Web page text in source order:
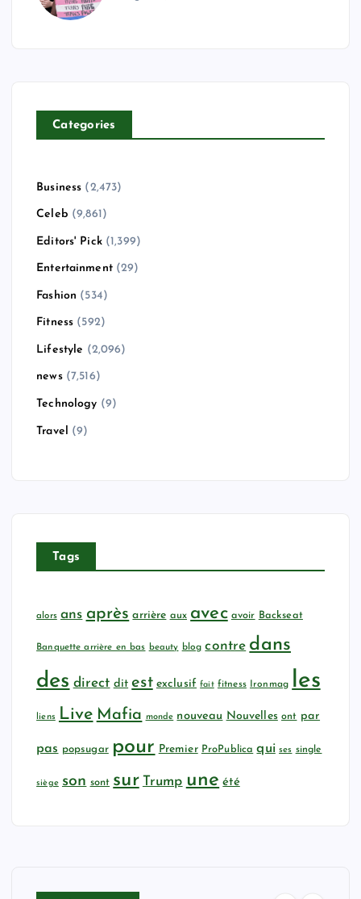
Categories
Business (2,473)
Celeb (9,861)
Editors' Pick(1,399)
Entertainment(29)
Fashion (534)
Fitness (592)
Lifestyle (2,096)
news(7,516)
Technology (9)
Travel (9)
Tags
alors ans après arrière aux avec avoir Backseat
Banquette arrière en bas beauty blog contre dans
des direct dit est exclusif fait fitness Ironmag les
liens Live Mafia monde nouveau Nouvelles ont par
pas popsugar pour Premier ProPublica qui ses single
siège son sont sur Trump une été